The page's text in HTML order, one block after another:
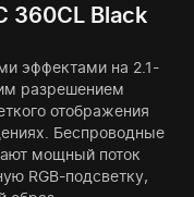
360CL Black
эффектами на 2.1-
разрешением
отображения
Беспроводные
мощный поток
RGB-подсветку,